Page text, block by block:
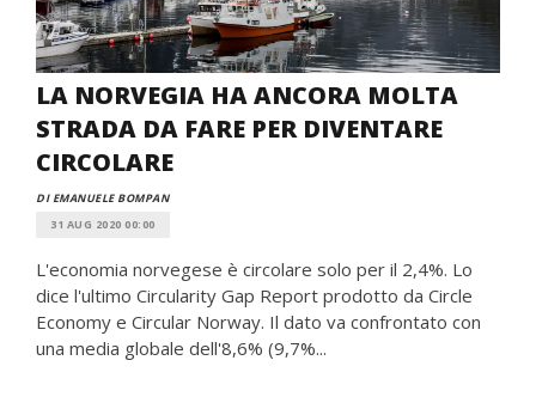
LA NORVEGIA HA ANCORA MOLTA
STRADA DA FARE PER DIVENTARE
CIRCOLARE
DI EMANUELE BOMPAN
31 AUG 2020 00:00
L'economia norvegese è circolare solo per il 2,4%. Lo
dice l'ultimo Circularity Gap Report prodotto da Circle
Economy e Circular Norway. Il dato va confrontato con
una media globale dell'8,6% (9,7%...